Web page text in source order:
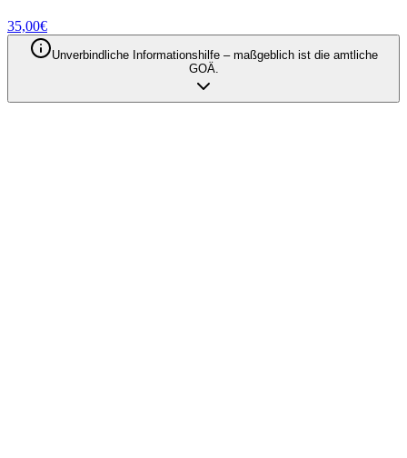
35,00€
Unverbindliche Informationshilfe – maßgeblich ist die amtliche
GOÄ.